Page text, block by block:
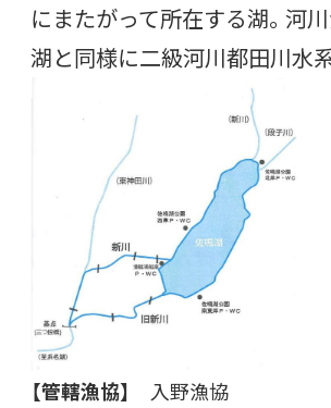
にまたがって所在する湖。河
湖と同様に二級河川都田川水
【管轄漁協】
入野漁協